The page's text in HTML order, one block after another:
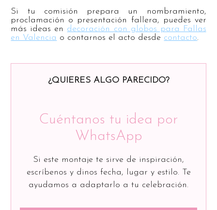
Si tu comisión prepara un nombramiento,
proclamación o presentación fallera, puedes ver
más ideas en decoración con globos para Fallas
en Valencia o contarnos el acto desde contacto.
¿QUIERES ALGO PARECIDO?
Cuéntanos tu idea por
WhatsApp
Si este montaje te sirve de inspiración,
escríbenos y dinos fecha, lugar y estilo. Te
ayudamos a adaptarlo a tu celebración.